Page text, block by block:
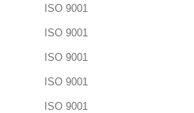
ISO 9001
ISO 9001
ISO 9001
ISO 9001
ISO 9001